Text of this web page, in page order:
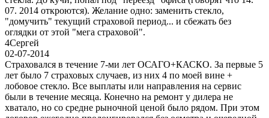
07. 2014 откроются). Желание одно: заменить стекло,
"домучить" текущий страховой период... и сбежать без
оглядки от этой "мега страховой".
4Сергей
02-07-2014
Страховался в течение 7-ми лет ОСАГО+КАСКО. За первые 5
лет было 7 страховых случаев, из них 4 по моей вине +
лобовое стекло. Все выплаты или направления на сервис
были в течение месяца. Конечно на ремонт у дилера не
хватало, но со средне рыночной ценой было рядом. При этом